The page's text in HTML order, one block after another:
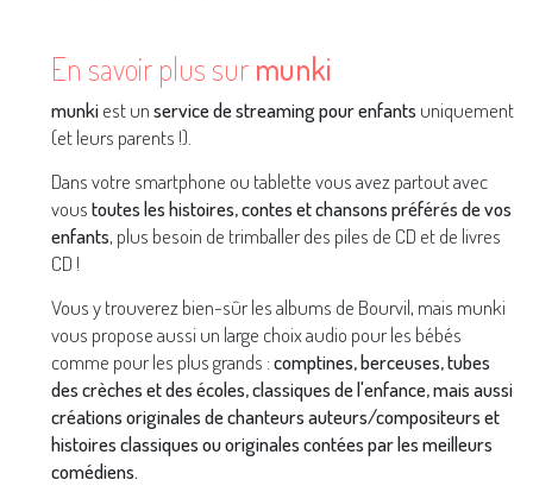
En savoir plus sur munki
munkiest unservice de streaming pour enfants uniquement
(et leurs parents !).
Dans votre smartphone ou tablette vous avez partout avec
voustoutes les histoires, contes et chansons préférés de vos
enfants, plus besoin de trimballer des piles de CD et de livres
CD !
Vous y trouverez bien-sûr les albums de Bourvil, mais munki
vous propose aussi un large choix audio pour les bébés
comme pour les plus grands :comptines, berceuses, tubes
des crèches et des écoles, classiques de l'enfance, mais aussi
créations originales de chanteurs auteurs/compositeurs et
histoires classiques ou originales contées par les meilleurs
comédiens.